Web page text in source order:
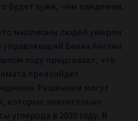
будет хуже, чем пандемия.
миллионы людей умерли
управляющий Банка Англии
году предсказал, что
превзойдет
Решением могут
которые значительно
углерода в 2020 году. В